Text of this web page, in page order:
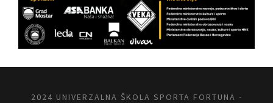
2024 UNIVERZALNA ŠKOLA SPORTA FORTUNA -